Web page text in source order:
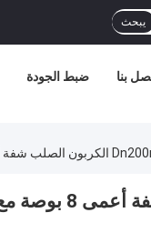
يبحث
ضبط الجودة بنا